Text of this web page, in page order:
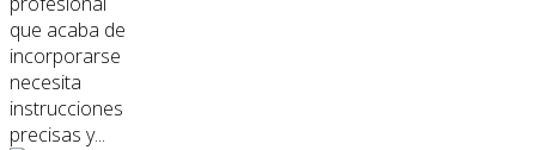
que acaba de
incorporarse
necesita
instrucciones
precisas y...